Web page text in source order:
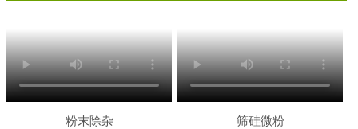
粉末除杂 筛硅微粉